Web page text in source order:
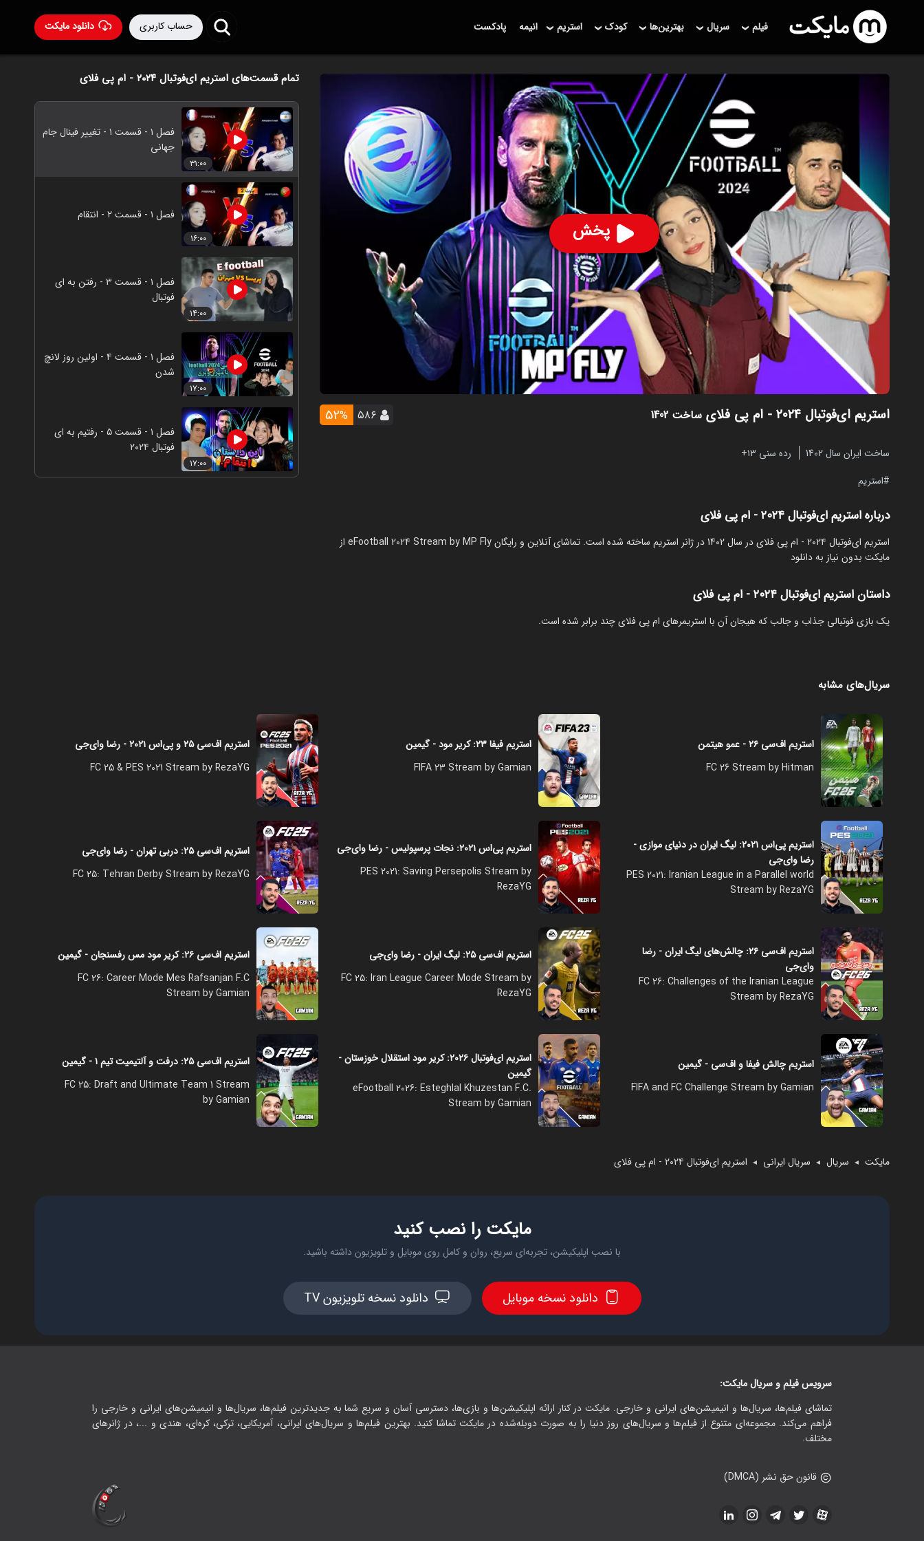
دانلود مایکت حساب کاربری فیلم سریال بهترین‌ها کودک استریم انیمه پادکست
پخش
استریم ای‌فوتبال ۲۰۲۴ - ام‌ پی فلای ساخت 1402 ۵۸۶ 52%
ساخت ایران سال 1402
رده سنی ۱۳+
استریم
درباره استریم ای‌فوتبال ۲۰۲۴ - ام‌ پی فلای
استریم ای‌فوتبال ۲۰۲۴ - ام‌ پی فلای در سال 1402 در ژانر استریم ساخته شده است. تماشای آنلاین و رایگان eFootball 2024 Stream by MP Fly از
مایکت بدون نیاز به دانلود
داستان استریم ای‌فوتبال ۲۰۲۴ - ام‌ پی فلای
‏یک بازی فوتبالی جذاب و جالب که هیجان آن با استریمرهای ام پی فلای چند برابر شده است.
تمام قسمت‌های استریم ای‌فوتبال ۲۰۲۴ - ام‌ پی فلای
۳۱:۰۰
فصل ۱ - قسمت ۱ - تغییر فینال جام
جهانی
۱۶:۰۰
فصل ۱ - قسمت ۲ - انتقام
۱۴:۰۰
فصل ۱ - قسمت ۳ - رفتن به ای
فوتبال
۱۷:۰۰
فصل ۱ - قسمت ۴ - اولین روز لانچ
شدن
۱۷:۰۰
فصل ۱ - قسمت ۵ - رفتیم به ای
فوتبال ۲۰۲۴
سریال‌های مشابه
استریم اف‌سی ۲۶ - عمو هیتمن
FC 26 Stream by Hitman
استریم فیفا ۲۳: کریر مود - گیمین
FIFA 23 Stream by Gamian
استریم اف‌سی ۲۵ و پی‌اس ۲۰۲۱ - رضا وای‌جی
FC 25 & PES 2021 Stream by RezaYG
استریم پی‌اس ۲۰۲۱: لیگ ایران در دنیای موازی -
رضا وای‌جی
PES 2021: Iranian League in a Parallel world
Stream by RezaYG
استریم پی‌اس ۲۰۲۱: نجات پرسپولیس - رضا وای‌جی
PES 2021: Saving Persepolis Stream by
RezaYG
استریم اف‌سی ۲۵: دربی تهران - رضا وای‌جی
FC 25: Tehran Derby Stream by RezaYG
استریم اف‌سی ۲۶: چالش‌های لیگ ایران - رضا
وای‌جی
FC 26: Challenges of the Iranian League
Stream by RezaYG
استریم اف‌سی ۲۵: لیگ ایران - رضا وای‌جی
FC 25: Iran League Career Mode Stream by
RezaYG
استریم اف‌سی ۲۶: کریر مود مس رفسنجان - گیمین
FC 26: Career Mode Mes Rafsanjan F.C
Stream by Gamian
استریم چالش فیفا و اف‌سی - گیمین
FIFA and FC Challenge Stream by Gamian
استریم ای‌فوتبال ۲۰۲۶: کریر مود استقلال خوزستان -
گیمین
eFootball 2026: Esteghlal Khuzestan F.C.
Stream by Gamian
استریم اف‌سی ۲۵: درفت و آلتیمیت تیم ۱ - گیمین
FC 25: Draft and Ultimate Team 1 Stream
by Gamian
مایکت ◄ سریال ◄ سریال ایرانی ◄ استریم ای‌فوتبال ۲۰۲۴ - ام‌ پی فلای
مایکت را نصب کنید
با نصب اپلیکیشن، تجربه‌ای سریع، روان و کامل روی موبایل و تلویزیون داشته باشید.
دانلود نسخه موبایل دانلود نسخه تلویزیون TV
سرویس فیلم و سریال مایکت:
تماشای فیلم‌ها، سریال‌ها و انیمیشن‌های ایرانی و خارجی. مایکت در کنار ارائه اپلیکیشن‌ها و بازی‌ها، دسترسی آسان و سریع شما به جدیدترین فیلم‌ها، سریال‌ها و انیمیشن‌های ایرانی و خارجی را
فراهم می‌کند. مجموعه‌ای متنوع از فیلم‌ها و سریال‌های روز دنیا را به صورت دوبله‌شده در مایکت تماشا کنید. بهترین فیلم‌ها و سریال‌های ایرانی، آمریکایی، ترکی، کره‌ای، هندی و ...، در ژانرهای
مختلف.
قانون حق نشر (DMCA)